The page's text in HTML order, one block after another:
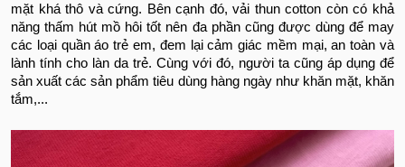
mặt khá thô và cứng. Bên cạnh đó, vải thun cotton còn có khả
năng thấm hút mồ hôi tốt nên đa phần cũng được dùng để may
các loại quần áo trẻ em, đem lại cảm giác mềm mại, an toàn và
lành tính cho làn da trẻ. Cùng với đó, người ta cũng áp dụng để
sản xuất các sản phẩm tiêu dùng hàng ngày như khăn mặt, khăn
tắm,...